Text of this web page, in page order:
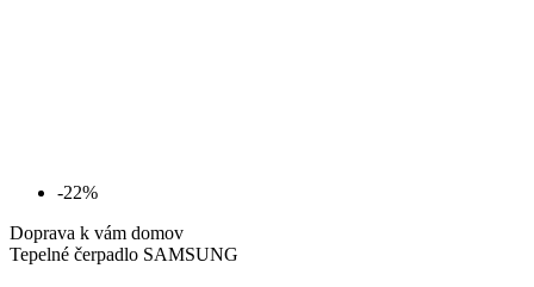
-22%
Doprava k vám domov
Tepelné čerpadlo SAMSUNG